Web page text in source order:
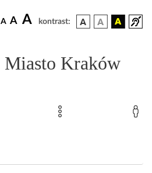
A A A kontrast:
Miasto Kraków